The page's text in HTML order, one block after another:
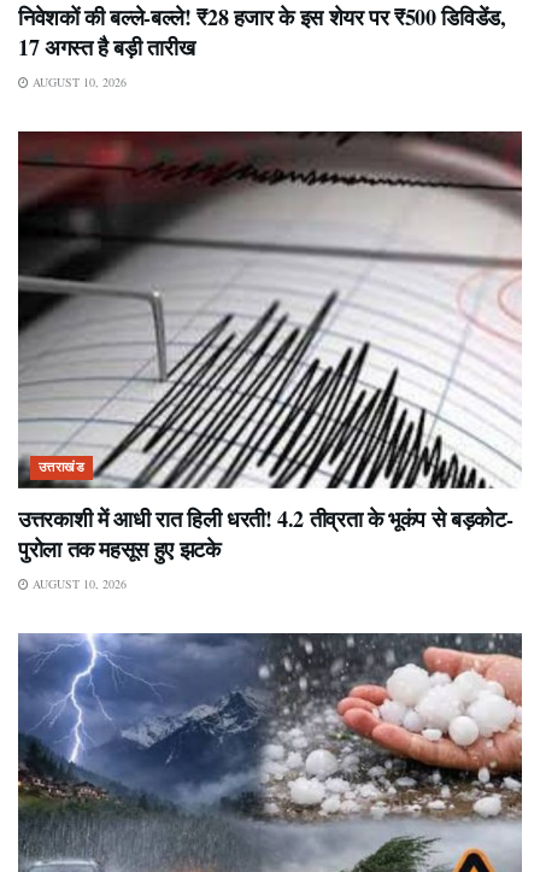
निवेशकों की बल्ले-बल्ले! ₹28 हजार के इस शेयर पर ₹500 डिविडेंड,
17 अगस्त है बड़ी तारीख
AUGUST 10, 2026
उत्तराखंड
उत्तरकाशी में आधी रात हिली धरती! 4.2 तीव्रता के भूकंप से बड़कोट-
पुरोला तक महसूस हुए झटके
AUGUST 10, 2026